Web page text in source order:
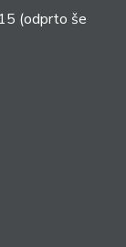
(odprto še